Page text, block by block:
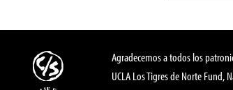
Agradecemos a todos los
UCLA Los Tigres de Norte